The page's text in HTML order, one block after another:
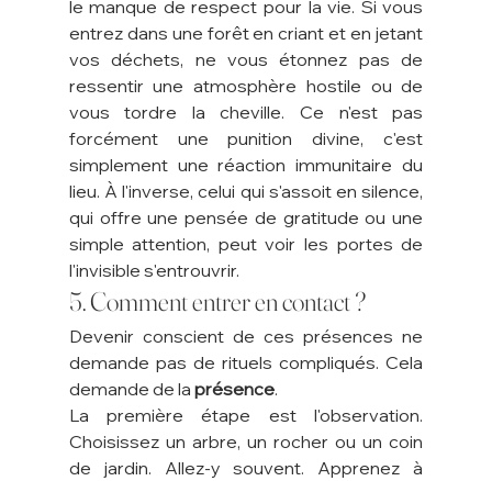
le manque de respect pour la vie. Si vous
entrez dans une forêt en criant et en jetant
vos déchets, ne vous étonnez pas de
ressentir une atmosphère hostile ou de
vous tordre la cheville. Ce n'est pas
forcément une punition divine, c'est
simplement une réaction immunitaire du
lieu. À l'inverse, celui qui s'assoit en silence,
qui offre une pensée de gratitude ou une
simple attention, peut voir les portes de
l'invisible s'entrouvrir.
5. Comment entrer en contact ?
Devenir conscient de ces présences ne
demande pas de rituels compliqués. Cela
demande de la présence.
La première étape est l'observation.
Choisissez un arbre, un rocher ou un coin
de jardin. Allez-y souvent. Apprenez à